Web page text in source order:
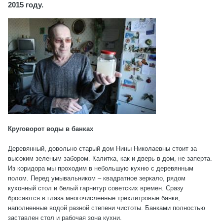
2015 году.
Круговорот воды в банках
Деревянный, довольно старый дом Нины Николаевны стоит за
высоким зеленым забором. Калитка, как и дверь в дом, не заперта.
Из коридора мы проходим в небольшую кухню с деревянным
полом. Перед умывальником – квадратное зеркало, рядом
кухонный стол и белый гарнитур советских времен. Сразу
бросаются в глаза многочисленные трехлитровые банки,
наполненные водой разной степени чистоты. Банками полностью
заставлен стол и рабочая зона кухни.